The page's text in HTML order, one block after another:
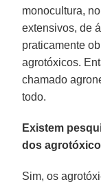
monocultura,
extensivos, de
praticamente
agrotóxicos.
chamado
todo.
Existem
dos
Sim, os